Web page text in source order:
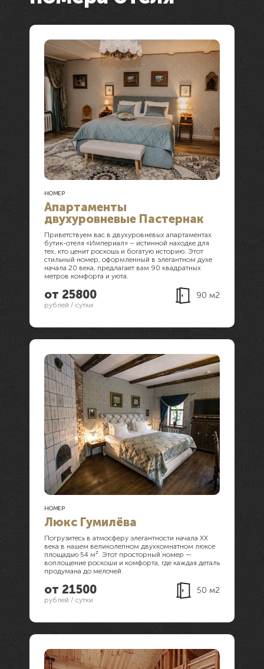
НОМЕР
Апартаменты
двухуровневые Пастернак
Приветствуем вас в двухуровневых апартаментах
бутик-отеля «Империал» – истинной находке для
тех, кто ценит роскошь и богатую историю. Этот
стильный номер, оформленный в элегантном духе
начала 20 века, предлагает вам 90 квадратных
метров комфорта и уюта.
от 25800
рублей / сутки
90 м2
НОМЕР
Люкс Гумилёва
Погрузитесь в атмосферу элегантности начала XX
века в нашем великолепном двухкомнатном люксе
площадью 54 м². Этот просторный номер —
воплощение роскоши и комфорта, где каждая деталь
продумана до мелочей.
от 21500
рублей / сутки
50 м2